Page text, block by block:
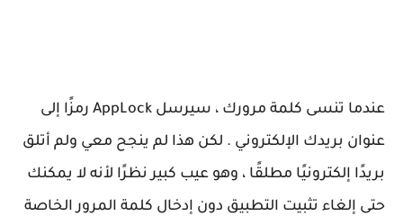
عندما تنسى كلمة مرورك ، سيرسل AppLock رمزًا إلى
عنوان بريدك الإلكتروني . لكن هذا لم ينجح معي ولم أتلق
بريدًا إلكترونيًا مطلقًا ، وهو عيب كبير نظرًا لأنه لا يمكنك
حتى إلغاء تثبيت التطبيق دون إدخال كلمة المرور الخاصة